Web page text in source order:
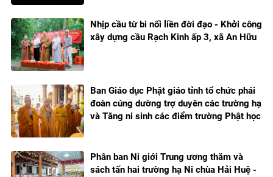
Nhịp cầu từ bi nối liền đời đạo - Khởi công
xây dựng cầu Rạch Kinh ấp 3, xã An Hữu
Ban Giáo dục Phật giáo tỉnh tổ chức phái
đoàn cúng dường trợ duyên các trường hạ
và Tăng ni sinh các điểm trường Phật học
Phân ban Ni giới Trung ương thăm và
sách tấn hai trường hạ Ni chùa Hải Huệ -